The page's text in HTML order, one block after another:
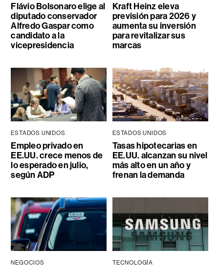
Flávio Bolsonaro elige al
diputado conservador
Alfredo Gaspar como
candidato a la
vicepresidencia
Kraft Heinz eleva
previsión para 2026 y
aumenta su inversión
para revitalizar sus
marcas
ESTADOS UNIDOS
Empleo privado en
EE.UU. crece menos de
lo esperado en julio,
según ADP
ESTADOS UNIDOS
Tasas hipotecarias en
EE.UU. alcanzan su nivel
más alto en un año y
frenan la demanda
NEGOCIOS TECNOLOGÍA